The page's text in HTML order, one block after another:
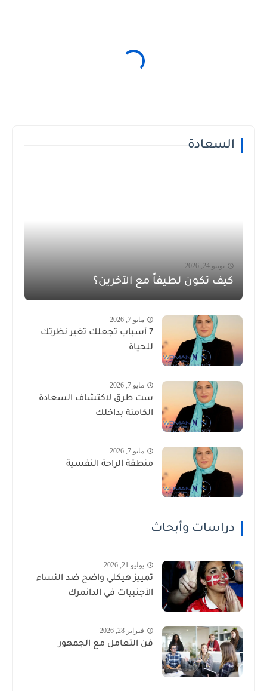
السعادة
يونيو 24, 2026
كيف تكون لطيفاً مع الآخرين؟
مايو 7, 2026
7 أسباب تجعلك تغير نظرتك
للحياة
مايو 7, 2026
ست طرق لاكتشاف السعادة
الكامنة بداخلك
مايو 7, 2026
منطقة الراحة النفسية
دراسات وأبحاث
يوليو 21, 2026
تمييز هيكلي واضح ضد النساء
الأجنبيات في الدانمرك
فبراير 28, 2026
فن التعامل مع الجمهور